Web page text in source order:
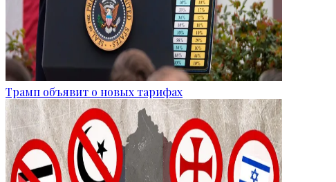
Трамп объявит о новых тарифах